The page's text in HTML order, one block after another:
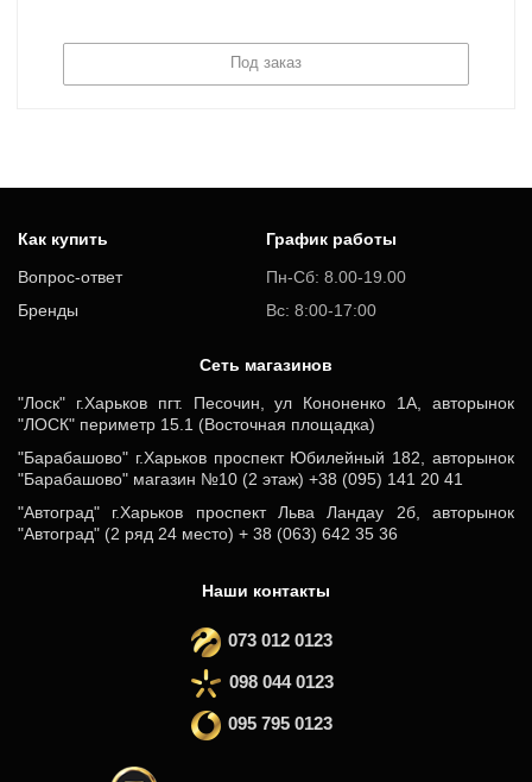
Под заказ
Как купить
Вопрос-ответ
Бренды
График работы
Пн-Сб: 8.00-19.00
Вс: 8:00-17:00
Cеть магазинов
"Лоск" г.Харьков пгт. Песочин, ул Кононенко 1А, авторынок
"ЛОСК" периметр 15.1 (Восточная площадка)
"Барабашово" г.Харьков проспект Юбилейный 182, авторынок
"Барабашово" магазин №10 (2 этаж) +38 (095) 141 20 41
"Автоград" г.Харьков проспект Льва Ландау 2б, авторынок
"Автоград" (2 ряд 24 место) + 38 (063) 642 35 36
Наши контакты
073 012 0123
098 044 0123
095 795 0123